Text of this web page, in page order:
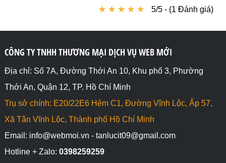
★ ★ ★ ★ ★
★ ★ ★ ★ ★ 5/5 - (1 Đánh giá)
CÔNG TY TNHH THƯƠNG MẠI DỊCH VỤ WEB MỚI
Địa chỉ: Số 7A, Đường Thới An 10, Khu phố 3, Phường
Thới An, Quận 12, TP. Hồ Chí Minh
Trụ sở chính: E20/22E6 Hẻm C1, Đường Vĩnh Lộc, Ấp 57,
Xã Tân Vĩnh Lộc, Thành phố Hồ Chí Minh
Email: info@webmoi.vn - tanlucit09@gmail.com
Hotline + Zalo: 0398259259